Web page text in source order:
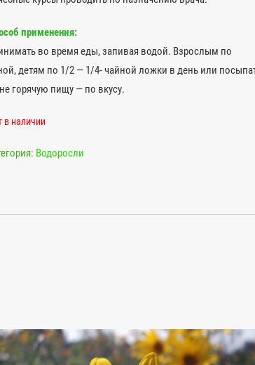
применения:
во время еды, запивая водой. Взрослым по
детям по 1/2 — 1/4- чайной ложки в день или
горячую пищу — по вкусу.
в наличии
Водоросли